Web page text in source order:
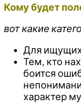
Кому будет
вот какие
Для
Тем, кто
боится
характер